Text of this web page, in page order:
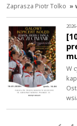
Zaprasza Piotr Tolko »
W